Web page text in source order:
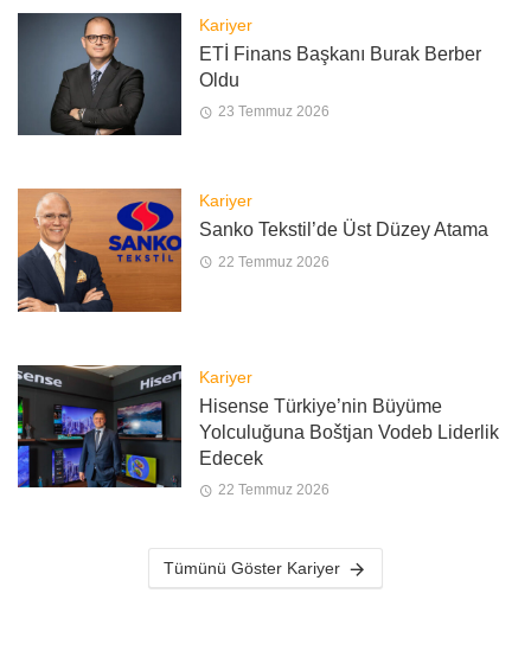
Kariyer
ETİ Finans Başkanı Burak Berber
Oldu
23 Temmuz 2026
Kariyer
Sanko Tekstil’de Üst Düzey Atama
22 Temmuz 2026
Kariyer
Hisense Türkiye’nin Büyüme
Yolculuğuna Boštjan Vodeb Liderlik
Edecek
22 Temmuz 2026
Tümünü Göster Kariyer